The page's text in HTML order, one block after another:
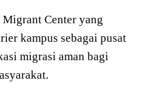
Center yang
kampus sebagai pusat
migrasi aman bagi